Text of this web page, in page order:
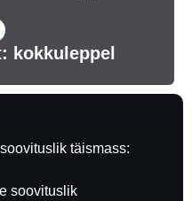
kokkuleppel
täismass:
soovituslik